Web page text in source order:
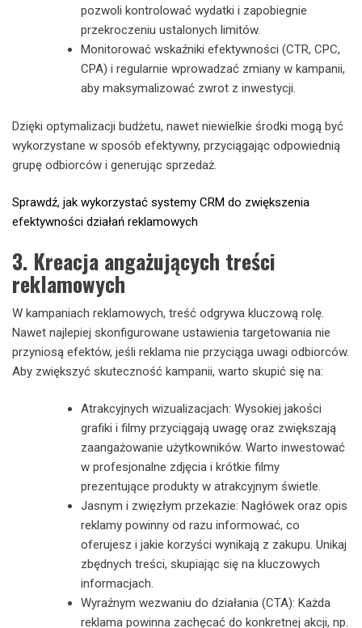
pozwoli kontrolować wydatki i zapobiegnie
przekroczeniu ustalonych limitów.
Monitorować wskaźniki efektywności (CTR, CPC,
CPA) i regularnie wprowadzać zmiany w kampanii,
aby maksymalizować zwrot z inwestycji.
Dzięki optymalizacji budżetu, nawet niewielkie środki mogą być
wykorzystane w sposób efektywny, przyciągając odpowiednią
grupę odbiorców i generując sprzedaż.
Sprawdź, jak wykorzystać systemy CRM do zwiększenia
efektywności działań reklamowych
3. Kreacja angażujących treści
reklamowych
W kampaniach reklamowych, treść odgrywa kluczową rolę.
Nawet najlepiej skonfigurowane ustawienia targetowania nie
przyniosą efektów, jeśli reklama nie przyciąga uwagi odbiorców.
Aby zwiększyć skuteczność kampanii, warto skupić się na:
Atrakcyjnych wizualizacjach: Wysokiej jakości
grafiki i filmy przyciągają uwagę oraz zwiększają
zaangażowanie użytkowników. Warto inwestować
w profesjonalne zdjęcia i krótkie filmy
prezentujące produkty w atrakcyjnym świetle.
Jasnym i zwięzłym przekazie: Nagłówek oraz opis
reklamy powinny od razu informować, co
oferujesz i jakie korzyści wynikają z zakupu. Unikaj
zbędnych treści, skupiając się na kluczowych
informacjach.
Wyraźnym wezwaniu do działania (CTA): Każda
reklama powinna zachęcać do konkretnej akcji, np.